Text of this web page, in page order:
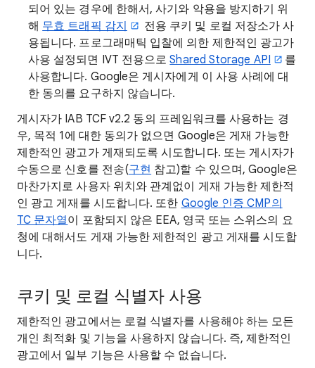
되어 있는 경우에 한해서, 사기와 악용을 방지하기 위
해 무효 트래픽 감지
전용 쿠키 및 로컬 저장소가 사
용됩니다. 프로그래매틱 입찰에 의한 제한적인 광고가
사용 설정되면 IVT 전용으로Shared Storage API
를
사용합니다. Google은 게시자에게 이 사용 사례에 대
한 동의를 요구하지 않습니다.
게시자가 IAB TCF v2.2 동의 프레임워크를 사용하는 경
우, 목적 1에 대한 동의가 없으면 Google은 게재 가능한
제한적인 광고가 게재되도록 시도합니다. 또는 게시자가
수동으로 신호를 전송(구현 참고)할 수 있으며, Google은
마찬가지로 사용자 위치와 관계없이 게재 가능한 제한적
인 광고 게재를 시도합니다. 또한 Google 인증 CMP의
TC 문자열이 포함되지 않은 EEA, 영국 또는 스위스의 요
청에 대해서도 게재 가능한 제한적인 광고 게재를 시도합
니다.
쿠키 및 로컬 식별자 사용
제한적인 광고에서는 로컬 식별자를 사용해야 하는 모든
개인 최적화 및 기능을 사용하지 않습니다. 즉, 제한적인
광고에서 일부 기능은 사용할 수 없습니다.